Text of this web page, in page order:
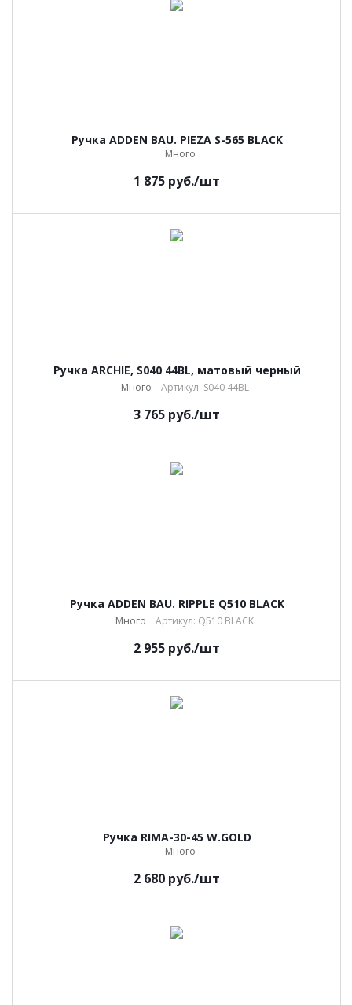
Ручка ADDEN BAU. PIEZA S-565 BLACK
Много
1 875 руб./шт
Ручка ARCHIE, S040 44BL, матовый черный
Много Артикул: S040 44BL
3 765 руб./шт
Ручка ADDEN BAU. RIPPLE Q510 BLACK
Много Артикул: Q510 BLACK
2 955 руб./шт
Ручка RIMA-30-45 W.GOLD
Много
2 680 руб./шт